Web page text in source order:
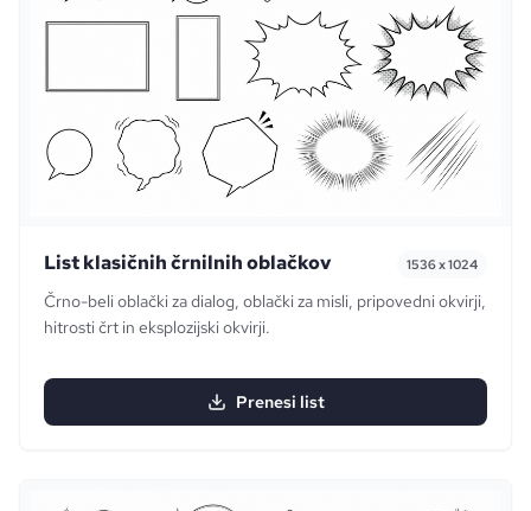
List klasičnih črnilnih oblačkov 1536 x 1024
Črno-beli oblački za dialog, oblački za misli, pripovedni okvirji,
hitrosti črt in eksplozijski okvirji.
Prenesi list